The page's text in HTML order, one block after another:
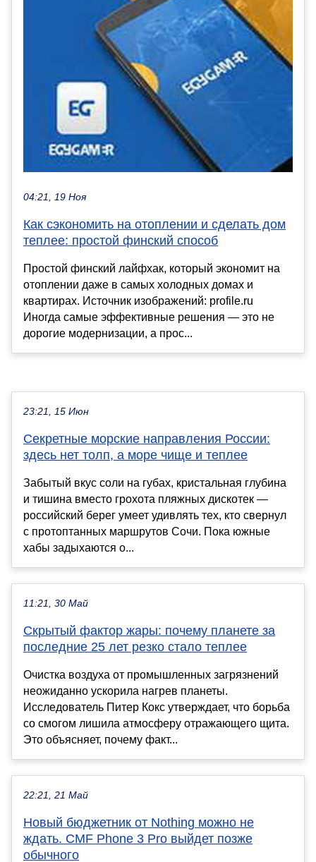
04:21, 19 Ноя
Как сэкономить на отоплении и сделать дом
теплее: простой финский способ
Простой финский лайфхак, который экономит на
отоплении даже в самых холодных домах и
квартирах. Источник изображений: profile.ru
Иногда самые эффективные решения — это не
дорогие модернизации, а прос...
23:21, 15 Июн
Секретные морские направления России:
здесь нет толп, а море чище и теплее
Забытый вкус соли на губах, кристальная глубина
и тишина вместо грохота пляжных дискотек —
российский берег умеет удивлять тех, кто свернул
с протоптанных маршрутов Сочи. Пока южные
хабы задыхаются о...
11:21, 30 Май
Скрытый фактор жары: почему планете за
последние 25 лет резко стало теплее
Очистка воздуха от промышленных загрязнений
неожиданно ускорила нагрев планеты.
Исследователь Питер Кокс утверждает, что борьба
со смогом лишила атмосферу отражающего щита.
Это объясняет, почему факт...
22:21, 21 Май
Новый бюджетник от Nothing можно не
ждать. CMF Phone 3 Pro выйдет позже
обычного